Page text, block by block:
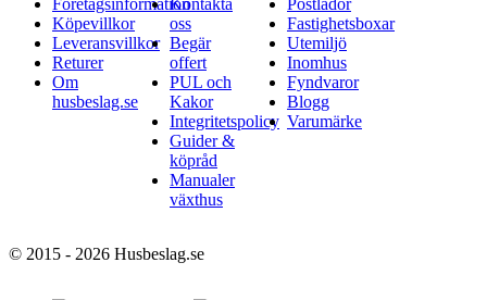
Företagsinformation
Köpevillkor
Leveransvillkor
Returer
Om
husbeslag.se
Kontakta
oss
Begär
offert
PUL och
Kakor
Integritetspolicy
Guider &
köpråd
Manualer
växthus
Postlådor
Fastighetsboxar
Utemiljö
Inomhus
Fyndvaror
Blogg
Varumärke
© 2015 - 2026 Husbeslag.se